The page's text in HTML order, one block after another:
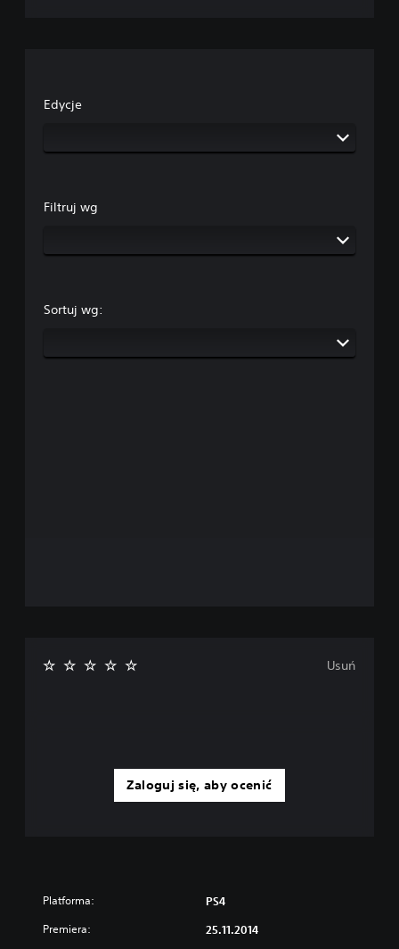
Edycje
Filtruj wg
Sortuj wg:
Zaloguj się, aby ocenić
Usuń
Platforma: PS4
Premiera: 25.11.2014